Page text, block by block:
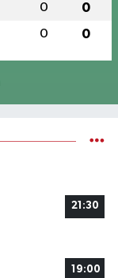
0 0
0 0
21:30
19:00